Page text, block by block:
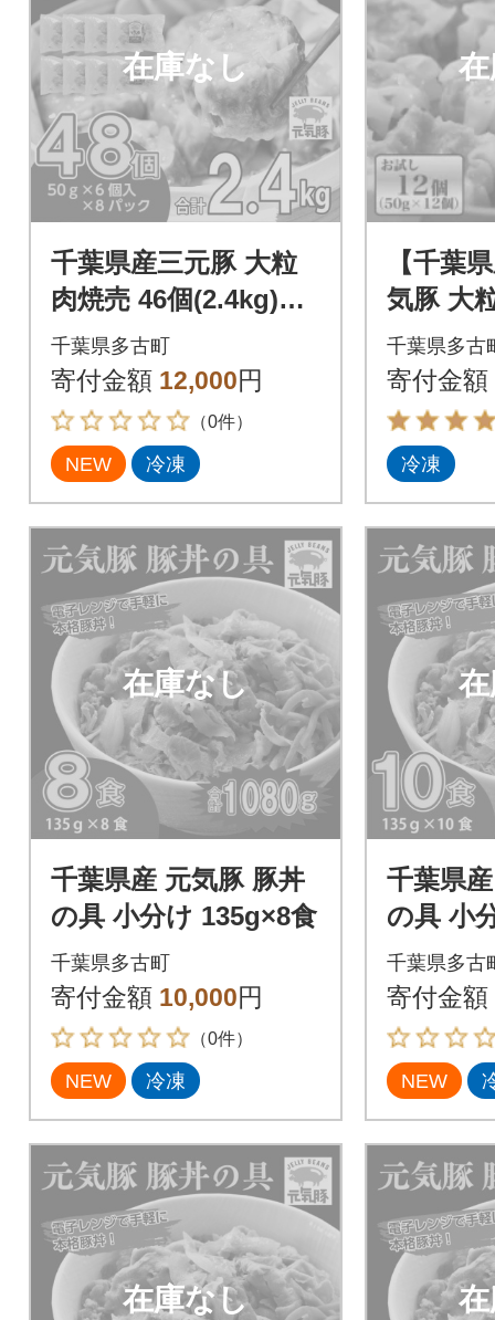
在庫なし
千葉県産三元豚 大粒
肉焼売 46個(2.4kg)元
気豚100%使用 冷凍
千葉県多古町
寄付金額 12,000円
（0件）
NEW 冷凍
【千葉
気豚 大
しセッ
12個)
千葉県多古
寄付金額
冷凍
在庫なし
千葉県産 元気豚 豚丼
の具 小分け 135g×8食
千葉県多古町
寄付金額 10,000円
（0件）
NEW 冷凍
千葉県
の具 小
食
千葉県多古
寄付金額
NEW
在庫なし